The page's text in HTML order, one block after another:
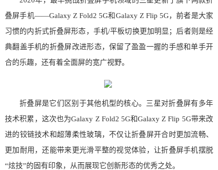
叠屏手机——Galaxy Z Fold2 5G和Galaxy Z Flip 5G，前者是大家
习惯的内折式折叠屏形态，手机/平板切换更加明显；后者则是经
典翻盖手机的折叠屏改进形态，保留了盈盈一握的手感和单手开
合的乐趣，还有着全面屏的宽广视野。
折叠屏是它们区别于其他机型的核心。三星对折叠屏有多年
技术积累，这次也为Galaxy Z Fold2 5G和Galaxy Z Flip 5G带来改
进的铰链技术和超薄柔性玻璃，不仅让折叠屏开合时更加流畅、
更加耐用，还能带来更光滑平整的视觉体验，让折叠屏手机摆脱
“炫技”的固有印象，从而展现它创新形态的优秀之处。